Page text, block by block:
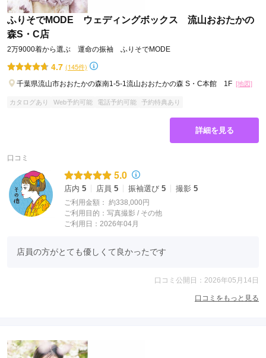
ふりそでMODE ウェディングボックス 流山おおたかの
森S・C店
2万9000着から選ぶ 運命の振袖 ふりそでMODE
4.7 (145件)
千葉県流山市おおたかの森南1-5-1流山おおたかの森 S・C本館 1F [地図]
カタログあり Web予約可能 電話予約可能 予約特典あり
詳細を見る
口コミ
5.0
店内 5 店員 5 振袖選び 5 撮影 5
ご利用金額： 約338,000円
ご利用目的： 写真撮影 / その他
ご利用日：2026年04月
店員の方がとても優しくて良かったです
口コミ公開日：2026年05月14日
口コミをもっと見る